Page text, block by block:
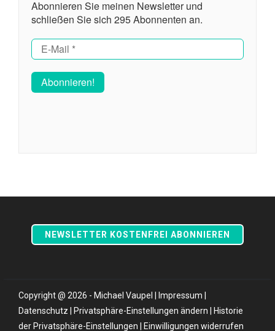
Abonnieren Sie meinen Newsletter und
schließen Sie sich 295 Abonnenten an.
NEWSLETTER KOSTENFREI ABONNIEREN
Copyright @ 2026 - Michael Vaupel | Impressum |
Datenschutz | Privatsphäre-Einstellungen ändern | Historie
der Privatsphäre-Einstellungen | Einwilligungen widerrufen